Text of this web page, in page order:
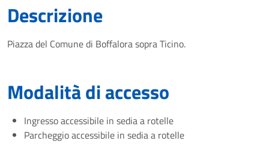
Descrizione
Piazza del Comune di Boffalora sopra Ticino.
Modalità di accesso
Ingresso accessibile in sedia a rotelle
Parcheggio accessibile in sedia a rotelle